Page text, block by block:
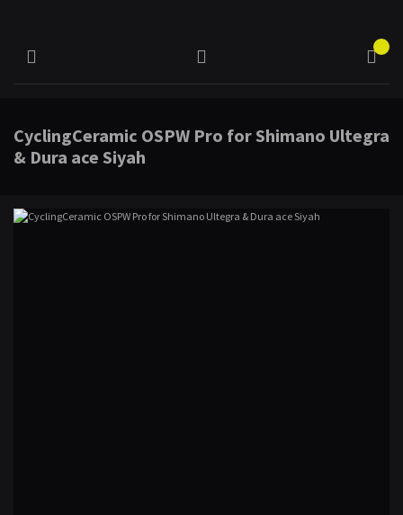
CyclingCeramic OSPW Pro for Shimano Ultegra
& Dura ace Siyah